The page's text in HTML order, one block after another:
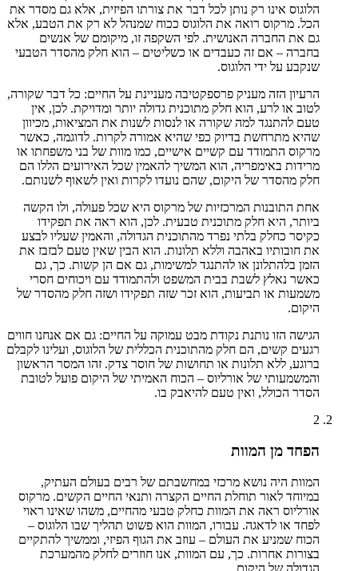
הלוגוס אינו רק נותן לכל דבר את צורתו הפיזית, אלא גם מסדר את
הכל. מרקוס רואה את הלוגוס ככוח שמנהל לא רק את הטבע, אלא
גם את החברה האנושית. לפי השקפה זו, מיקומם של אנשים
בחברה – אם זה כעבדים או כשליטים – הוא חלק מהסדר הטבעי
שנקבע על ידי הלוגוס.
הרעיון הזה מעניק פרספקטיבה מעניינת על החיים: כל דבר שקורה,
לטוב או לרע, הוא חלק מתוכנית גדולה יותר ומדויקת. לכן, אין
טעם להתנגד למה שקורה או לנסות לשנות את המציאות, מכיוון
שהיא מתרחשת בדיוק כפי שהיא אמורה לקרות. לדוגמה, כאשר
מרקוס התמודד עם קשיים אישיים, כמו מוות של בני משפחתו או
מרידות באימפריה, הוא המשיך להאמין שכל האירועים הללו הם
חלק מהסדר של היקום, שהם נועדו לקרות ואין לשאוף לשנותם.
אחת התובנות המרכזיות של מרקוס היא שכל פעולה, ולו הקשה
ביותר, היא חלק מתוכנית טבעית. לכן, הוא ראה את תפקידו
כקיסר כחלק בלתי נפרד מהתוכנית הגדולה, והאמין שעליו לבצע
את חובותיו באהבה וללא תלונות. הוא הבין שאין טעם לבזבז את
הזמן בלהתלונן או להתנגד למשימות, גם אם הן קשות. כך, גם
כאשר נאלץ לשבת בבית המשפט ולהתמודד עם ויכוחים חסרי
משמעות או תביעות, הוא זכר שזה תפקידו ושזה חלק מהסדר של
היקום.
הגישה הזו נותנת נקודת מבט עמוקה על החיים: גם אם אנחנו חווים
רגעים קשים, הם חלק מהתוכנית הכללית של הלוגוס, ועלינו לקבלם
ברוגע, ללא תלונות או תחושות של חוסר צדק. זהו המסר הראשון
והמשמעותי של אורליוס – הכוח האמיתי של היקום פועל לטובת
הסדר הכולל, ואין טעם להיאבק בו.
2
הפחד מן המוות
המוות היה נושא מרכזי במחשבתם של רבים בעולם העתיק,
במיוחד לאור תוחלת החיים הקצרה ותנאי החיים הקשים. מרקוס
אורליוס ראה את המוות כחלק טבעי מהחיים, משהו שאינו ראוי
לפחד או לדאגה. עבורו, המוות הוא פשוט תהליך שבו הלוגוס –
הכוח שמניע את העולם – עוזב את הגוף הפיזי, וממשיך להתקיים
בצורות אחרות. כך, עם המוות, אנו חוזרים לחלק מהמערכת
הגדולה של היקום.